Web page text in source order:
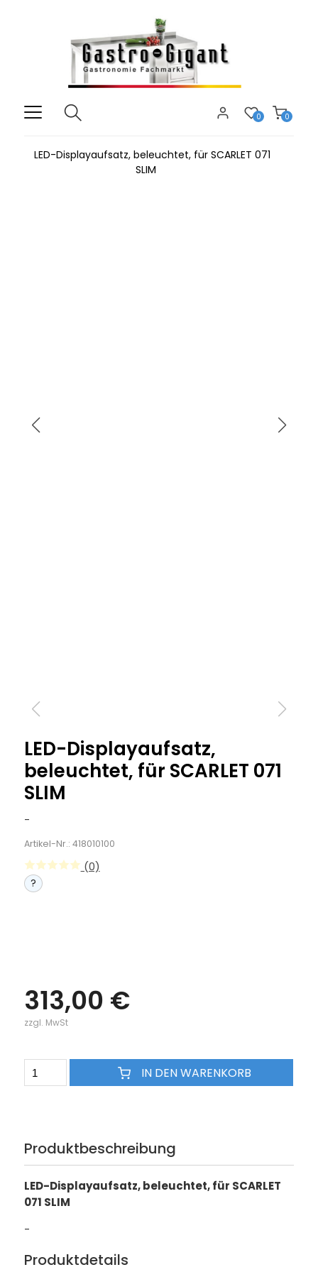
0
0
LED-Displayaufsatz, beleuchtet, für SCARLET 071
SLIM
LED-Displayaufsatz,
beleuchtet, für SCARLET 071
SLIM
-
Artikel-Nr.: 418010100
(0)
?
313,00 €
zzgl. MwSt
IN DEN WARENKORB
Produktbeschreibung
LED-Displayaufsatz, beleuchtet, für SCARLET
071 SLIM
-
Produktdetails